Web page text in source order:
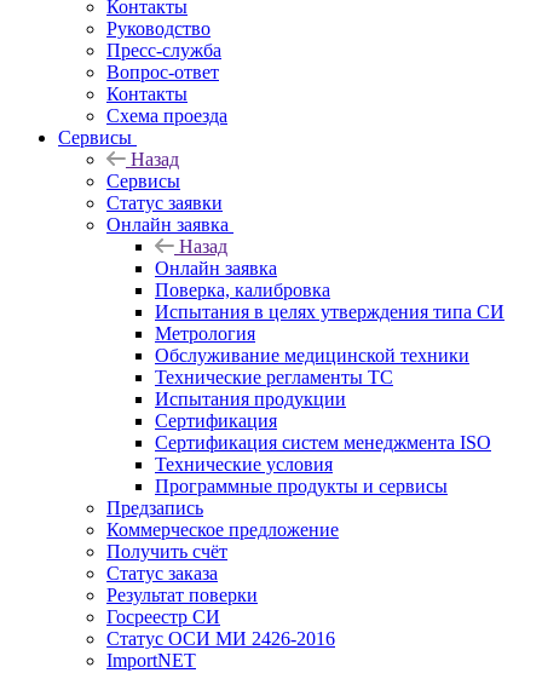
Контакты
Руководство
Пресс-служба
Вопрос-ответ
Контакты
Схема проезда
Сервисы
Назад
Сервисы
Статус заявки
Онлайн заявка
Назад
Онлайн заявка
Поверка, калибровка
Испытания в целях утверждения типа СИ
Метрология
Обслуживание медицинской техники
Технические регламенты ТС
Испытания продукции
Сертификация
Сертификация систем менеджмента ISO
Технические условия
Программные продукты и сервисы
Предзапись
Коммерческое предложение
Получить счёт
Статус заказа
Результат поверки
Госреестр СИ
Статус ОСИ МИ 2426-2016
ImportNET